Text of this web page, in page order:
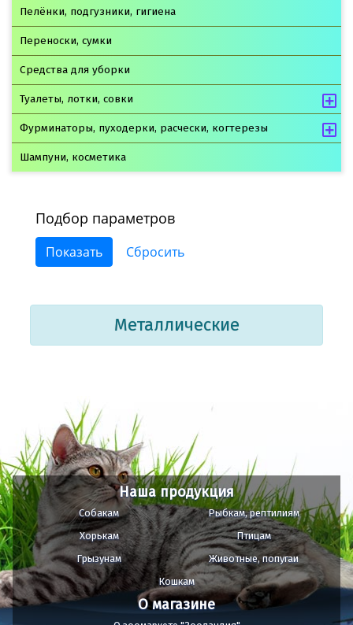
Пелёнки, подгузники, гигиена
Переноски, сумки
Средства для уборки
Туалеты, лотки, совки
Фурминаторы, пуходерки, расчески, когтерезы
Шампуни, косметика
Подбор параметров
Металлические
Наша продукция
Собакам
Рыбкам, рептилиям
Хорькам
Птицам
Грызунам
Животные, попугаи
Кошкам
О магазине